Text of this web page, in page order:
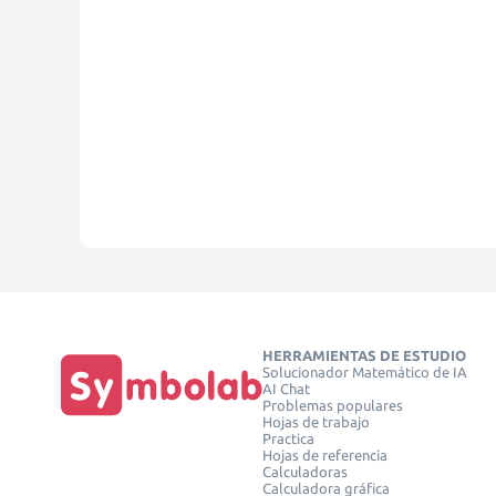
HERRAMIENTAS DE ESTUDIO
Solucionador Matemático de IA
AI Chat
Problemas populares
Hojas de trabajo
Practica
Hojas de referencia
Calculadoras
Calculadora gráfica